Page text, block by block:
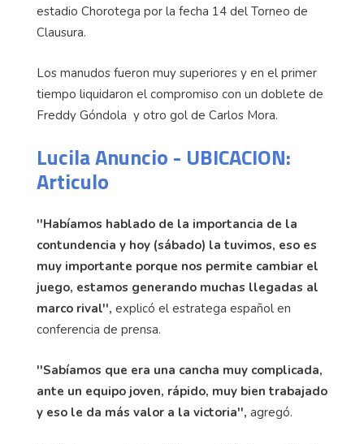
estadio Chorotega por la fecha 14 del Torneo de
Clausura.
Los manudos fueron muy superiores y en el primer
tiempo liquidaron el compromiso con un doblete de
Freddy Góndola y otro gol de Carlos Mora.
Lucila Anuncio - UBICACION:
Articulo
''Habíamos hablado de la importancia de la
contundencia y hoy (sábado) la tuvimos, eso es
muy importante porque nos permite cambiar el
juego, estamos generando muchas llegadas al
marco rival'', explicó el estratega español en
conferencia de prensa.
''Sabíamos que era una cancha muy complicada,
ante un equipo joven, rápido, muy bien trabajado
y eso le da más valor a la victoria'', agregó.